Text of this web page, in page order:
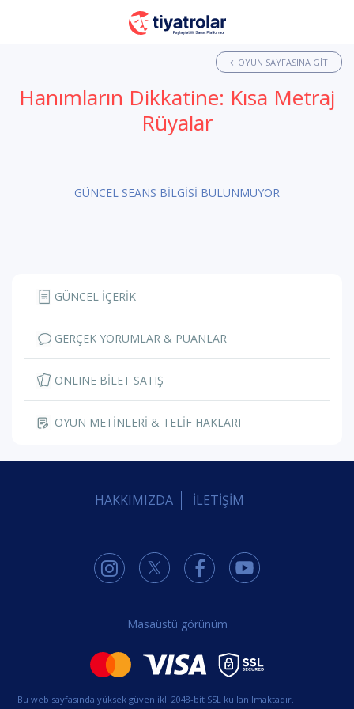
OYUN SAYFASINA GIT
Hanımların Dikkatine: Kısa Metraj
Rüyalar
GÜNCEL SEANS BİLGİSİ BULUNMUYOR
GÜNCEL İÇERİK
GERÇEK YORUMLAR & PUANLAR
ONLINE BİLET SATIŞ
OYUN METİNLERİ & TELİF HAKLARI
HAKKIMIZDA İLETİŞİM
Masaüstü görünüm
Bu web sayfasında yüksek güvenlikli 2048-bit SSL kullanılmaktadır.